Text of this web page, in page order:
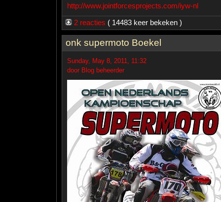
http://www.jointforcesprojects.com/iyw-nl
2 reacties ( 14483 keer bekeken )
onk supermoto Boekel
Sunday, May 8, 2011, 11:32
door Blog beheerder